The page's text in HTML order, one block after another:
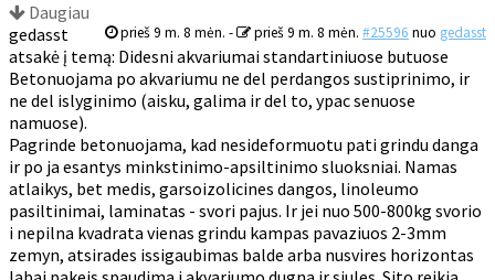
Daugiau
prieš 9 m. 8 mėn. - prieš 9 m. 8 mėn. #25596 nuo gedasst
gedasst
atsakė į temą: Didesni akvariumai standartiniuose butuose
Betonuojama po akvariumu ne del perdangos sustiprinimo, ir
ne del islyginimo (aisku, galima ir del to, ypac senuose
namuose).
Pagrinde betonuojama, kad nesideformuotu pati grindu danga
ir po ja esantys minkstinimo-apsiltinimo sluoksniai. Namas
atlaikys, bet medis, garsoizolicines dangos, linoleumo
pasiltinimai, laminatas - svori pajus. Ir jei nuo 500-800kg svorio
i nepilna kvadrata vienas grindu kampas pavaziuos 2-3mm
zemyn, atsirades issigaubimas balde arba nusvires horizontas